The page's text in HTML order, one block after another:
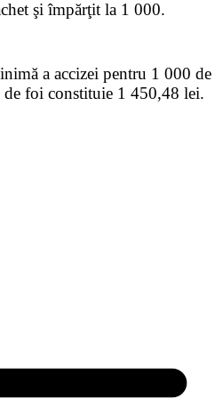
şi împărţit la 1 000.
a accizei pentru 1 000 de
foi constituie 1 450,48 lei.